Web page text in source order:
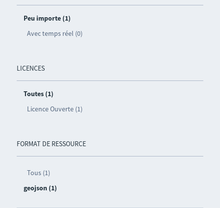
Peu importe (1)
Avec temps réel (0)
LICENCES
Toutes (1)
Licence Ouverte (1)
FORMAT DE RESSOURCE
Tous (1)
geojson (1)